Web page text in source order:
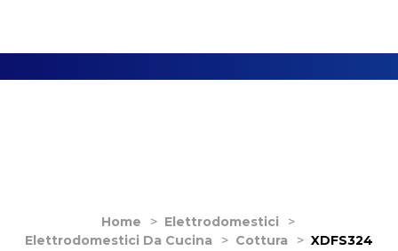
Home > Elettrodomestici
>
Elettrodomestici Da Cucina
> Cottura > XDFS324